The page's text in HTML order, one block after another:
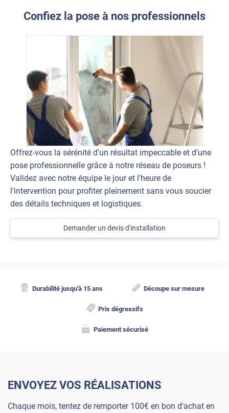
Confiez la pose à nos professionnels
Offrez-vous la sérénité d'un résultat impeccable et d'une
pose professionnelle grâce à notre réseau de poseurs !
Validez avec notre équipe le jour et l'heure de
l'intervention pour profiter pleinement sans vous soucier
des détails techniques et logistiques.
Demander un devis d'installation
Durabilité jusqu'à 15 ans Découpe sur mesure
Prix dégressifs
Paiement sécurisé
ENVOYEZ VOS RÉALISATIONS
Chaque mois, tentez de remporter 100€ en bon d'achat en